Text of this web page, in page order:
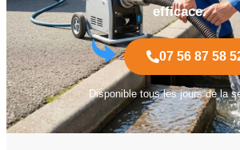
efficace.
07 56 87 58
Disponible tous les jours de la